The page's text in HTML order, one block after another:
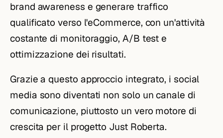
brand awareness e generare traffico
qualificato verso l'eCommerce, con un'attività
costante di monitoraggio, A/B test e
ottimizzazione dei risultati.
Grazie a questo approccio integrato, i social
media sono diventati non solo un canale di
comunicazione, piuttosto un vero motore di
crescita per il progetto Just Roberta.